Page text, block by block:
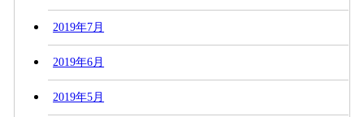
2019年7月
2019年6月
2019年5月